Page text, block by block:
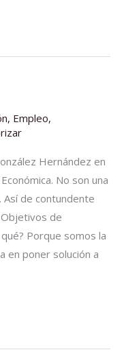
, Empleo,
Hernández en
No son una
Así de contundente
de
Porque somos la
en poner solución a